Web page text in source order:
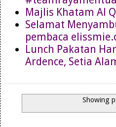
Majlis Khatam Al
Selamat
pembaca
Lunch Pakatan
Ardence, Setia
Showing